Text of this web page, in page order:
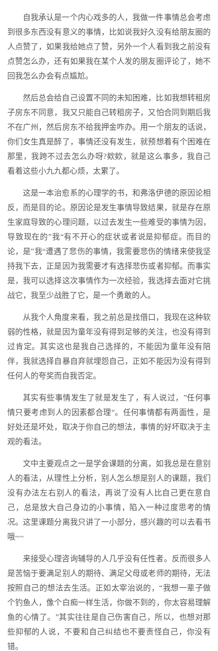
自我承认是一个内心戏多的人，我做一件事情总会考虑
到很多东西没有意义的事情，比如说我好久没有给朋友圈的
人点赞了，如果我给她点了赞，另外一个人看到我之前没有
点赞怎么办，还有如果我在某个人发的朋友圈评论了，她不
回我怎么办会有点尴尬。
然后总会给自己设置不同的未知困难，比如我想转租房
子房东不同意，我又只能自己转租房子，又怕合同到期后我
不在广州，然后房东不给我押金咋办。用一个朋友的话说，
你们女生真是醉了，事情还没有发生，就预想着有个困难在
那里，我跨不过去怎么办呀?欸欸，就是这么事多，我自己
看着这些小九九都心烦，太累了。
这是一本治愈系的心理学的书，和弗洛伊德的原因论相
反，而是目的论。原因论是发生事情导致结果，就是存在原
生家庭导致的心理问题，以过去发生一些难受的事情为因，
导致现在的”我“有不开心的症状或者说是抑郁症。而目的
论，是”我“遭遇了悲伤的事情，我需要悲伤的情绪来使我坚
持我下去，正是因为我需要才有选择悲伤或者抑郁。而事实
是，我可以选择这次事情作为一次经验，我选择去面对它挑
战它，我至少战胜了它，是一个勇敢的人。
从我个人角度来看，我之前总是找借口，我现在这种软
弱的性格，就是因为童年没有得到足够的关注，也没有得到
过肯定。其实这也是我自己选择的，不能因为童年没有陪
伴，我就选择自暴自弃就埋怨自己，正如不能因为没有得到
任何人的夸奖而自我否定。
其实有些事情发生了就是发生了，有人说过，”任何事
情只要考虑到人的因素都合理“。任何事情都有两面性，是
好处还是坏处，取决于你自己的想法，事情的好坏取决于主
观的看法。
文中主要观点之一是学会课题的分离，如我总是在意别
人的看法，从理性上分析，别人怎么想是别人的课题，我们
没有办法左右别人的看法，再说了没有人比自己更在意自
己，总是放大自己身边的小事情，陷入一种过度思考的情
况。这里课题分离我只讲了一小部分，感兴趣的可以去看书
哦~~
来接受心理咨询辅导的人几乎没有任性者。反而很多人
是苦恼于要满足别人的期待、满足父母或老师的期待，无法
按照自己的想法去生活。正如太宰治说的，“我想一辈子做
个钓鱼人，像个白痴一样生活，你做不到的，你太容易理解
鱼的心情了。”其实往往是自己伤害自己，所以，也想对那
些抑郁的人说，不要和自己纠结也不要责怪自己，你没有
错。